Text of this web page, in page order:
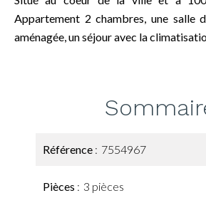
Appartement 2 chambres, une salle
aménagée, un séjour avec la
Référence 7554967
Pièces 3 pièces